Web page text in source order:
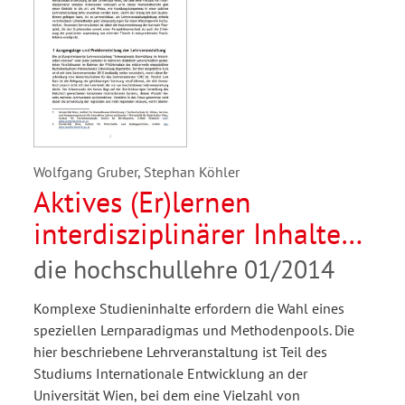
Wolfgang Gruber, Stephan Köhler
Aktives (Er)lernen
interdisziplinärer Inhalte
und Praxisumsetzungen im
Rahmen eines Planspiels
die hochschullehre 01/2014
Komplexe Studieninhalte erfordern die Wahl eines
speziellen Lernparadigmas und Methodenpools. Die
hier beschriebene Lehrveranstaltung ist Teil des
Studiums Internationale Entwicklung an der
Universität Wien, bei dem eine Vielzahl von